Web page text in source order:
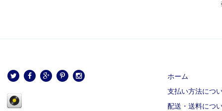
ホーム
支払い方法につ
配送・送料につ